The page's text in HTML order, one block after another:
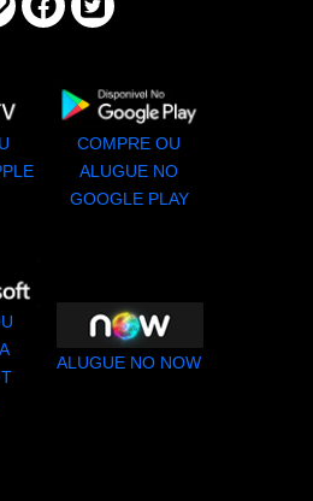
COMPRE OU
ALUGUE NO
GOOGLE PLAY
ALUGUE NO NOW